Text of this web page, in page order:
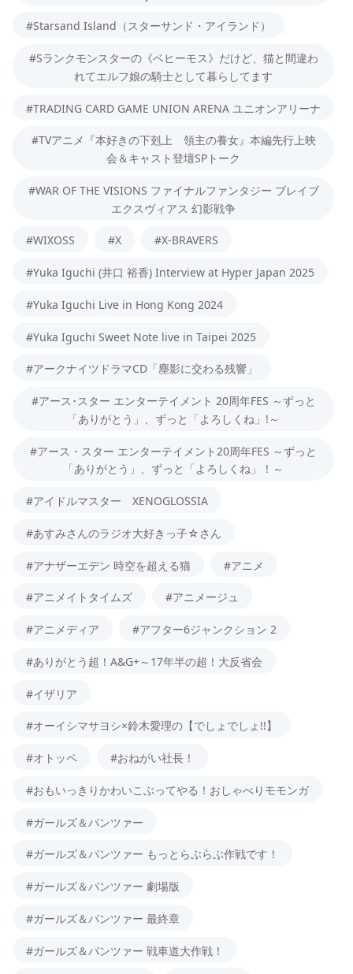
#Starsand Island（スターサンド・アイランド）
#Sランクモンスターの《ベヒーモス》だけど、猫と間違わ
れてエルフ娘の騎士として暮らしてます
#TRADING CARD GAME UNION ARENA ユニオンアリーナ
#TVアニメ『本好きの下剋上 領主の養女』本編先行上映
会＆キャスト登壇SPトーク
#WAR OF THE VISIONS ファイナルファンタジー ブレイブ
エクスヴィアス 幻影戦争
#WIXOSS #X #X-BRAVERS
#Yuka Iguchi (井口 裕香) Interview at Hyper Japan 2025
#Yuka Iguchi Live in Hong Kong 2024
#Yuka Iguchi Sweet Note live in Taipei 2025
#アークナイツドラマCD「塵影に交わる残響」
#アース･スター エンターテイメント 20周年FES ～ずっと
「ありがとう」、ずっと「よろしくね」!～
#アース・スター エンターテイメント20周年FES ～ずっと
「ありがとう」、ずっと「よろしくね」！～
#アイドルマスター XENOGLOSSIA
#あすみさんのラジオ大好きっ子☆さん
#アナザーエデン 時空を超える猫 #アニメ
#アニメイトタイムズ #アニメージュ
#アニメディア #アフター6ジャンクション 2
#ありがとう超！A&G+～17年半の超！大反省会
#イザリア
#オーイシマサヨシ×鈴木愛理の【でしょでしょ!!】
#オトッペ #おねがい社長！
#おもいっきりかわいこぶってやる！おしゃべりモモンガ
#ガールズ＆パンツァー
#ガールズ＆パンツァー もっとらぶらぶ作戦です！
#ガールズ＆パンツァー 劇場版
#ガールズ＆パンツァー 最終章
#ガールズ＆パンツァー 戦車道大作戦！